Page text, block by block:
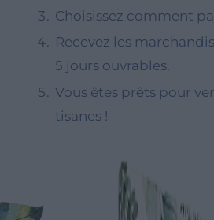
Ligne Valverbe Chiesetta
Ligne Erbalis
Ligne Terrae Monaci
Ligne Ecor
Événements et visites
Visites guidées
Choisissez comment
Recevez les
5 jours ouvrables.
Vous êtes prêts pour
tisanes !